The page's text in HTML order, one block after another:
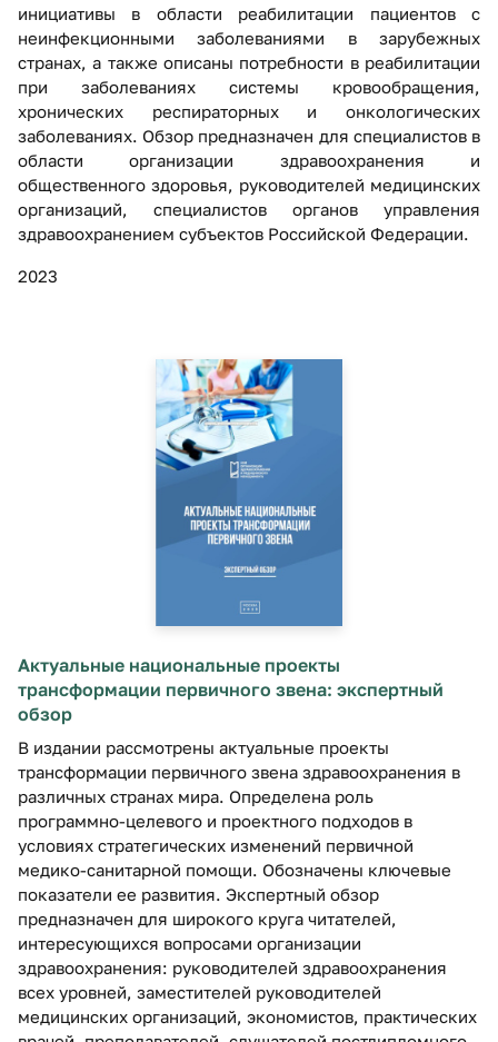
инициативы в области реабилитации пациентов с
неинфекционными заболеваниями в зарубежных
странах, а также описаны потребности в реабилитации
при заболеваниях системы кровообращения,
хронических респираторных и онкологических
заболеваниях. Обзор предназначен для специалистов в
области организации здравоохранения и
общественного здоровья, руководителей медицинских
организаций, специалистов органов управления
здравоохранением субъектов Российской Федерации.
2023
Актуальные национальные проекты
трансформации первичного звена: экспертный
обзор
В издании рассмотрены актуальные проекты
трансформации первичного звена здравоохранения в
различных странах мира. Определена роль
программно-целевого и проектного подходов в
условиях стратегических изменений первичной
медико-санитарной помощи. Обозначены ключевые
показатели ее развития. Экспертный обзор
предназначен для широкого круга читателей,
интересующихся вопросами организации
здравоохранения: руководителей здравоохранения
всех уровней, заместителей руководителей
медицинских организаций, экономистов, практических